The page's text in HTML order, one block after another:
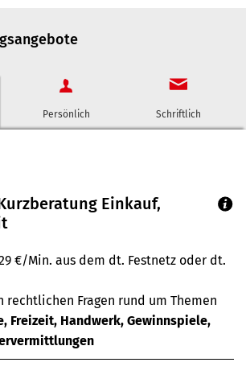
Persönlich Schriftlich
Einkauf,
€/Min. aus dem dt. Festnetz oder dt.
rechtlichen Fragen rund um Themen
Freizeit, Handwerk, Gewinnspiele,